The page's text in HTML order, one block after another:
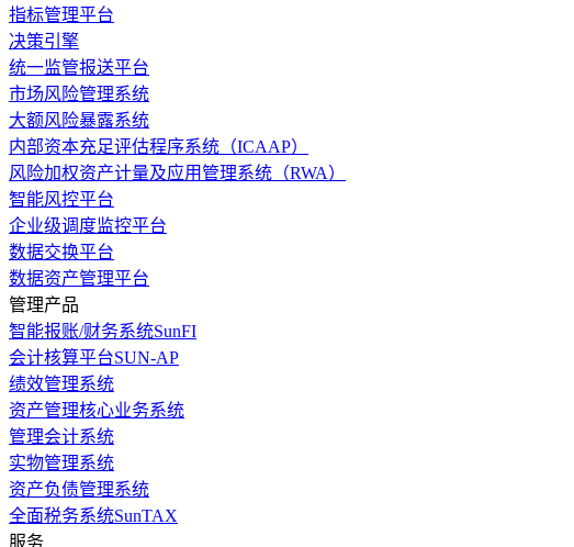
指标管理平台
决策引擎
统一监管报送平台
市场风险管理系统
大额风险暴露系统
内部资本充足评估程序系统（ICAAP）
风险加权资产计量及应用管理系统（RWA）
智能风控平台
企业级调度监控平台
数据交换平台
数据资产管理平台
管理产品
智能报账/财务系统SunFI
会计核算平台SUN-AP
绩效管理系统
资产管理核心业务系统
管理会计系统
实物管理系统
资产负债管理系统
全面税务系统SunTAX
服务